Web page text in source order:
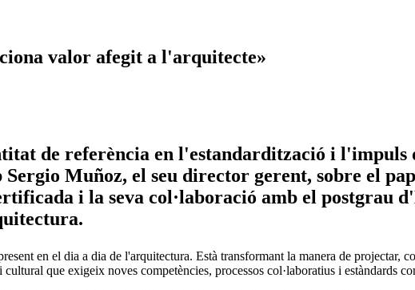
valor afegit a l'arquitecte»
de referència en l'estandardització i l'impuls
Muñoz, el seu director gerent, sobre el
i la seva col·laboració amb el postgrau
en el dia a dia de l'arquitectura. Està transformant la manera de
que exigeix noves competències, processos col·laboratius i estàndards